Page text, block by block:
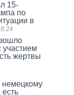
15-
по
в
жертвы
немецкому
есть